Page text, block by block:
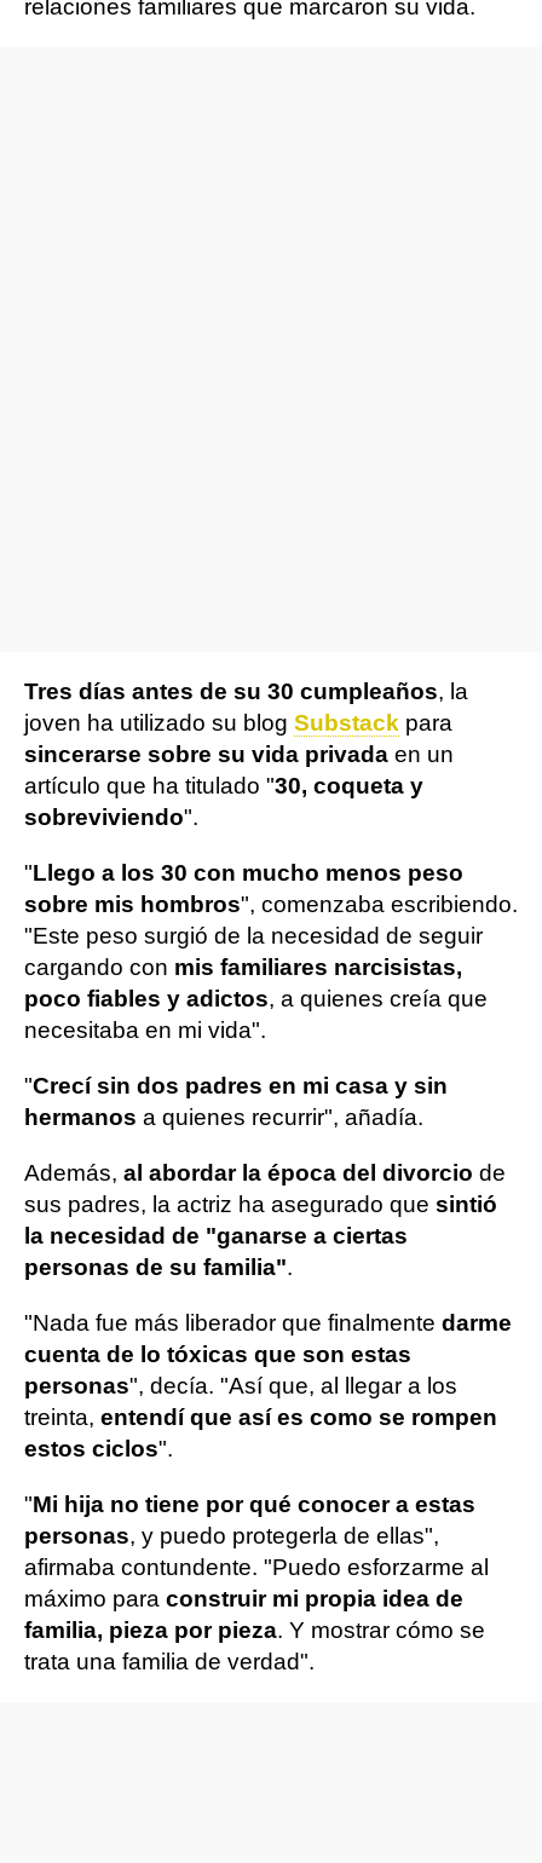
relaciones familiares que marcaron su vida.
Tres días antes de su 30 cumpleaños, la
joven ha utilizado su blog Substack para
sincerarse sobre su vida privada en un
artículo que ha titulado "30, coqueta y
sobreviviendo".
"Llego a los 30 con mucho menos peso
sobre mis hombros", comenzaba escribiendo.
"Este peso surgió de la necesidad de seguir
cargando con mis familiares narcisistas,
poco fiables y adictos, a quienes creía que
necesitaba en mi vida".
"Crecí sin dos padres en mi casa y sin
hermanos a quienes recurrir", añadía.
Además, al abordar la época del divorcio de
sus padres, la actriz ha asegurado que sintió
la necesidad de "ganarse a ciertas
personas de su familia".
"Nada fue más liberador que finalmente darme
cuenta de lo tóxicas que son estas
personas", decía. "Así que, al llegar a los
treinta, entendí que así es como se rompen
estos ciclos".
"Mi hija no tiene por qué conocer a estas
personas, y puedo protegerla de ellas",
afirmaba contundente. "Puedo esforzarme al
máximo para construir mi propia idea de
familia, pieza por pieza. Y mostrar cómo se
trata una familia de verdad".